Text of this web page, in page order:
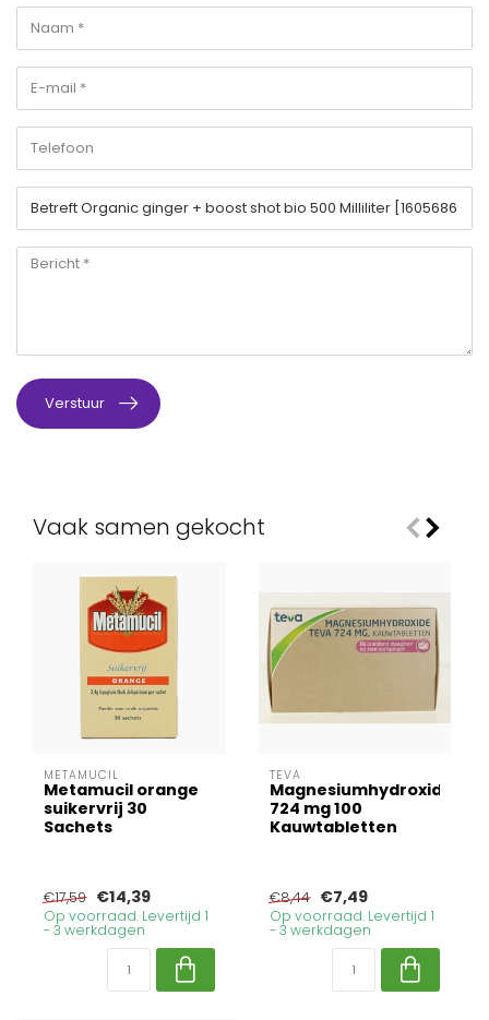
Verstuur
Vaak samen gekocht
METAMUCIL
Metamucil orange
suikervrij 30
Sachets
€17,59 €14,39
Op voorraad. Levertijd 1
- 3 werkdagen
TEVA
Magnesiumhydroxide
724 mg 100
Kauwtabletten
€8,44 €7,49
Op voorraad. Levertijd 1
- 3 werkdagen